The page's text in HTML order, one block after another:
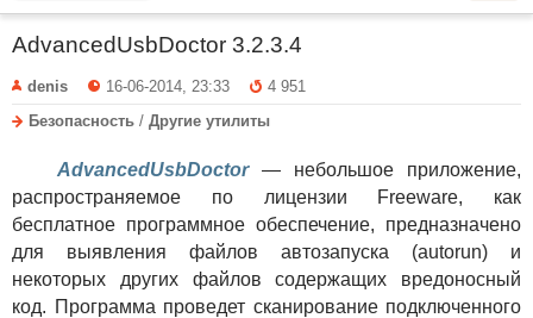
AdvancedUsbDoctor 3.2.3.4
denis 16-06-2014, 23:33
4 951
Безопасность / Другие утилиты
AdvancedUsbDoctor— небольшое приложение,
распространяемое по лицензии Freeware, как
бесплатное программное обеспечение, предназначено
для выявления файлов автозапуска (autorun) и
некоторых других файлов содержащих вредоносный
код. Программа проведет сканирование подключенного